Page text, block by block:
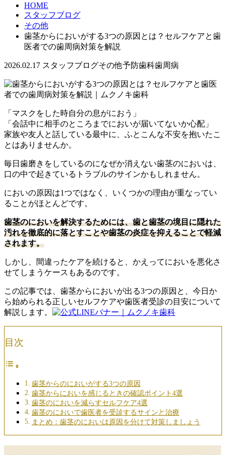
HOME
スタッフブログ
その他
歯茎からにおいがする3つの原因とは？セルフケアと歯
医者での歯周病対策を解説
2026.02.17 スタッフブログその他予防歯科歯周病
「マスクをした時自分の息がにおう」
「会話中に相手のところまでにおいが届いてないか心配」
家族や友人と話している最中に、ふとこんな不安を抱いたこ
とはありませんか。
毎日歯磨きをしているのになぜか消えない歯茎のにおいは、
口の中で起きているトラブルのサインかもしれません。
においの原因は1つではなく、いくつかの理由が重なってい
ることがほとんどです。
歯茎のにおいを解決するためには、歯と歯茎の境目に隠れた
汚れを徹底的に落とすことや歯茎の炎症を抑えることで軽減
されます。
しかし、間違ったケアを続けると、かえってにおいを悪化さ
せてしまうケースもあるのです。
この記事では、歯茎からにおいが出る3つの原因と、今日か
ら始められる正しいセルフケアや歯医者受診の目安について
解説します。
目次
歯茎からのにおいがする3つの原因
歯茎からにおいを感じるときの確認ポイント4選
歯茎のにおいを減らすセルフケア4選
歯茎のにおいで歯医者を受診するサインと治療
まとめ：歯茎のにおいは原因を分けて対策しましょう